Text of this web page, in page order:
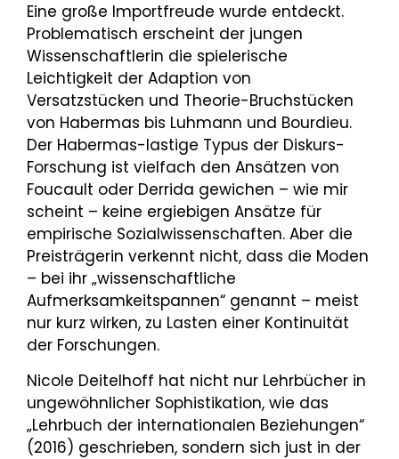
Eine große Importfreude wurde entdeckt.
Problematisch erscheint der jungen
Wissenschaftlerin die spielerische
Leichtigkeit der Adaption von
Versatzstücken und Theorie-Bruchstücken
von Habermas bis Luhmann und Bourdieu.
Der Habermas-lastige Typus der Diskurs-
Forschung ist vielfach den Ansätzen von
Foucault oder Derrida gewichen – wie mir
scheint – keine ergiebigen Ansätze für
empirische Sozialwissenschaften. Aber die
Preisträgerin verkennt nicht, dass die Moden
– bei ihr „wissenschaftliche
Aufmerksamkeitspannen“ genannt – meist
nur kurz wirken, zu Lasten einer Kontinuität
der Forschungen.
Nicole Deitelhoff hat nicht nur Lehrbücher in
ungewöhnlicher Sophistikation, wie das
„Lehrbuch der internationalen Beziehungen“
(2016) geschrieben, sondern sich just in der